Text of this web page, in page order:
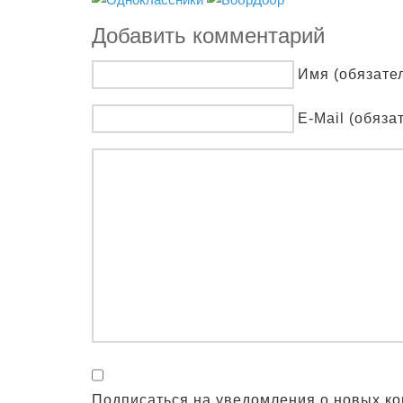
Добавить комментарий
Имя
E-Mail
Подписаться на уведомления о новых